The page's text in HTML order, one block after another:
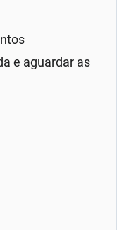
e aguardar as